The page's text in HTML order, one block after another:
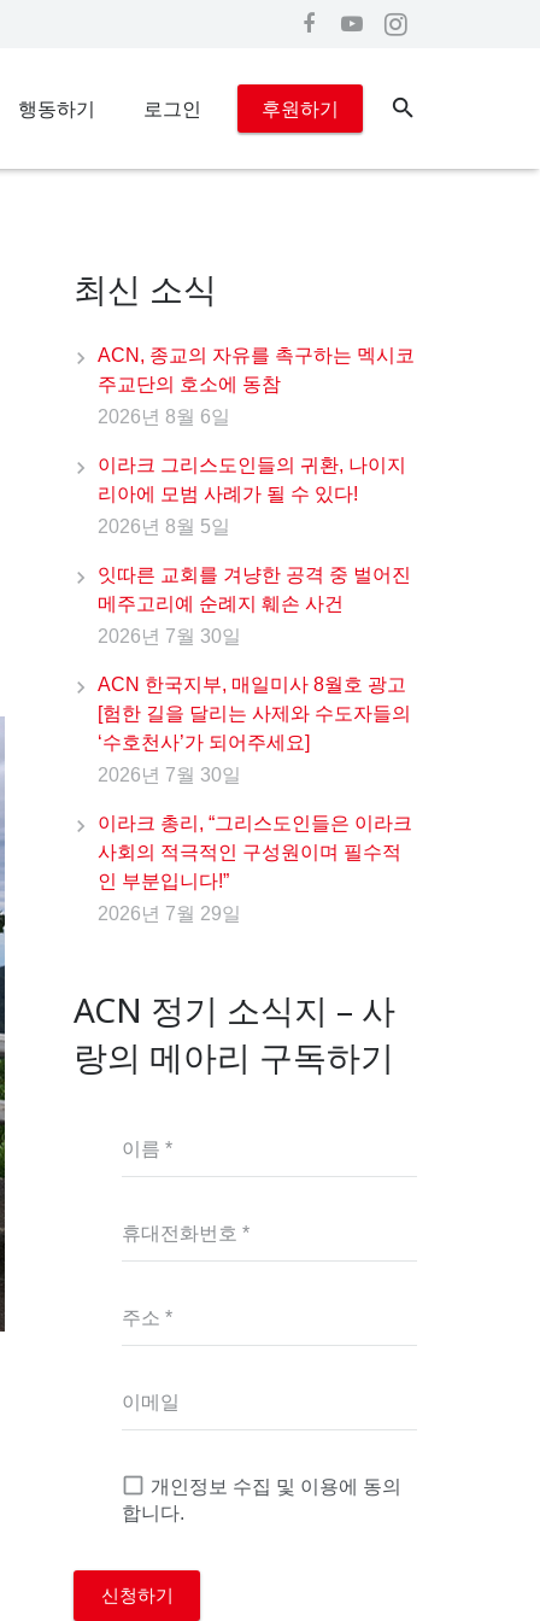
행동하기 로그인 후원하기
최신 소식
ACN, 종교의 자유를 촉구하는 멕시코
주교단의 호소에 동참
2026년 8월 6일
이라크 그리스도인들의 귀환, 나이지
리아에 모범 사례가 될 수 있다!
2026년 8월 5일
잇따른 교회를 겨냥한 공격 중 벌어진
메주고리예 순례지 훼손 사건
2026년 7월 30일
ACN 한국지부, 매일미사 8월호 광고
[험한 길을 달리는 사제와 수도자들의
‘수호천사’가 되어주세요]
2026년 7월 30일
이라크 총리, “그리스도인들은 이라크
사회의 적극적인 구성원이며 필수적
인 부분입니다!”
2026년 7월 29일
ACN 정기 소식지 – 사
랑의 메아리 구독하기
이름 *
휴대전화번호 *
주소 *
이메일
개인정보 수집 및 이용에 동의
합니다.